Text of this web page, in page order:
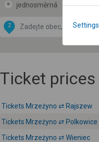
jednosměrná
Z
by
OpenStreetMap
Ticket
Tickets Mrzeżyno ⇄ Rajszew
Tickets Mrzeżyno ⇄ Polkowice
Tickets Mrzeżyno ⇄ Wieniec
Settings